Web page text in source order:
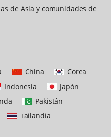
de Asia y comunidades de
China
Corea
Indonesia
Japón
Pakistán
Tailandia